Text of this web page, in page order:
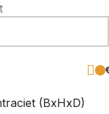
(BxHxD)